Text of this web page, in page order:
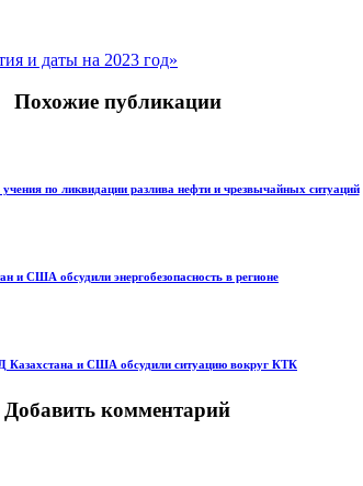
и даты на 2023 год»
Похожие публикации
по ликвидации разлива нефти и чрезвычайных ситуаций
и США обсудили энергобезопасность в регионе
и США обсудили ситуацию вокруг КТК
Добавить комментарий